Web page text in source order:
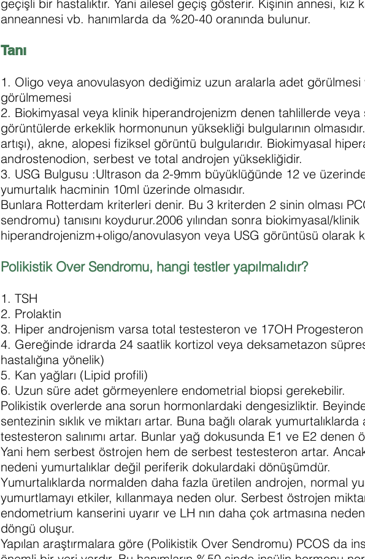
geçişli bir hastalıktır. Yani ailesel geçiş gösterir. Kişinin annesi, kız
anneannesi vb. hanımlarda da %20-40 oranında bulunur.
Tanı
1. Oligo veya anovulasyon dediğimiz uzun aralarla adet
görülmemesi
2. Biokimyasal veya klinik hiperandrojenizm denen tahlillerde veya
görüntülerde erkeklik hormonunun yüksekliği bulgularının
artışı), akne, alopesi fiziksel görüntü bulgularıdır. Biokimyasal
androstenodion, serbest ve total androjen yüksekliğidir.
3. USG Bulgusu :Ultrason da 2-9mm büyüklüğünde 12 ve
yumurtalık hacminin 10ml üzerinde olmasıdır.
Bunlara Rotterdam kriterleri denir. Bu 3 kriterden 2 sinin olması
sendromu) tanısını koydurur.2006 yılından sonra biokimyasal/klinik
hiperandrojenizm+oligo/anovulasyon veya USG görüntüsü olarak
Polikistik Over Sendromu, hangi testler yapılmalıdır?
1. TSH
2. Prolaktin
3. Hiper androjenism varsa total testesteron ve 17OH Progesteron
4. Gereğinde idrarda 24 saatlik kortizol veya deksametazon
hastalığına yönelik)
5. Kan yağları (Lipid profili)
6. Uzun süre adet görmeyenlere endometrial biopsi gerekebilir.
Polikistik overlerde ana sorun hormonlardaki dengesizliktir.
sentezinin sıklık ve miktarı artar. Buna bağlı olarak
testesteron salınımı artar. Bunlar yağ dokusunda E1 ve E2 denen
Yani hem serbest östrojen hem de serbest testesteron artar.
nedeni yumurtalıklar değil periferik dokulardaki dönüşümdür.
Yumurtalıklarda normalden daha fazla üretilen androjen, normal
yumurtlamayı etkiler, kıllanmaya neden olur. Serbest östrojen
endometrium kanserini uyarır ve LH nın daha çok artmasına
döngü oluşur.
Yapılan araştırmalara göre (Polikistik Over Sendromu) PCOS da